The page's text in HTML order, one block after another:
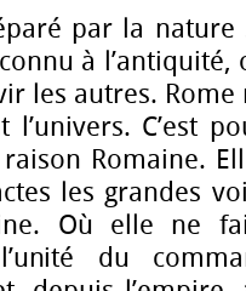
par la nature
à l’antiquité,
les autres. Rome
C’est
Romaine.
les grandes
Où elle ne
du